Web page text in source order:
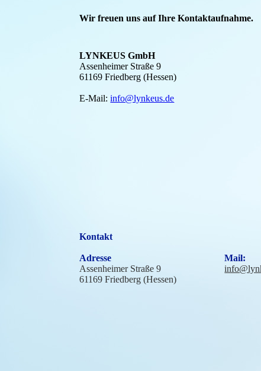
Wir freuen uns auf Ihre Kontaktaufnahme.
LYNKEUS GmbH
Assenheimer Straße 9
61169 Friedberg (Hessen)
E-Mail:info@lynkeus.de
Kontakt
Adresse
Assenheimer Straße 9
61169 Friedberg (Hessen)
Mail: